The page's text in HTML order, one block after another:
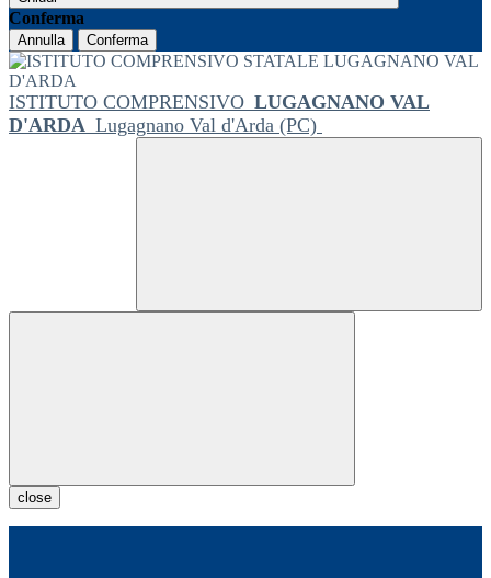
Conferma
Annulla Conferma
ISTITUTO COMPRENSIVO LUGAGNANO VAL
D'ARDA Lugagnano Val d'Arda (PC)
close